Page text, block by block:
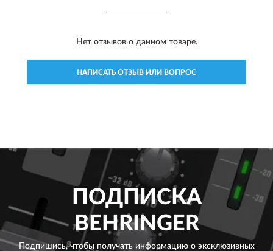
Нет отзывов о данном товаре.
НАПИСАТЬ ОТЗЫВ ИЛИ ВОПРОС
ПОДПИСКА
BEHRINGER
Подпишись, чтобы получать информацию о эксклюзивных